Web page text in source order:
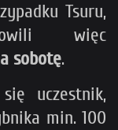
Tsuru,
więc
sobotę.
uczestnik,
min. 100